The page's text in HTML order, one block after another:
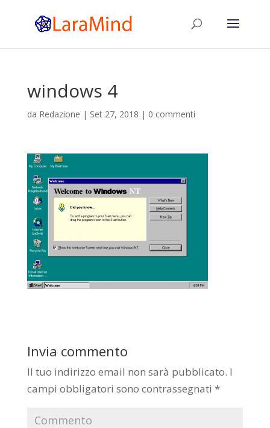
windows 4
da Redazione | Set 27, 2018 | 0 commenti
Invia commento
Il tuo indirizzo email non sarà pubblicato. I
campi obbligatori sono contrassegnati *